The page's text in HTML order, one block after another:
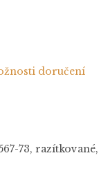
doručení
73, razítkované,